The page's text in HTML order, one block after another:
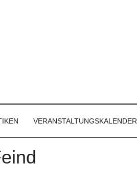
VERANSTALTUNGSKALENDER